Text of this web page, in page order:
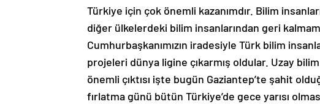
Türkiye için çok önemli kazanımdır. Bilim
diğer ülkelerdeki bilim insanlarından geri
Cumhurbaşkanımızın iradesiyle Türk bilim
projeleri dünya ligine çıkarmış oldular. Uzay
önemli çıktısı işte bugün Gaziantep’te şahit
fırlatma günü bütün Türkiye’de gece yarısı